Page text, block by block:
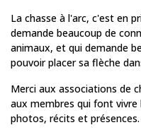
La chasse à l'arc, c'est en
demande beaucoup de
animaux, et qui demande
pouvoir placer sa flèche
Merci aux associations de
aux membres qui font
photos, récits et présences.